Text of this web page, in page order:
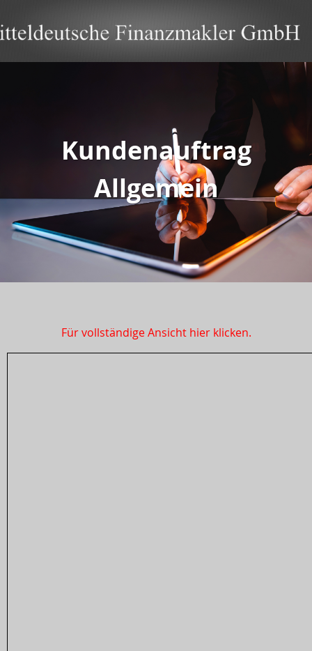
Kundenauftrag
Allgemein
Für vollständige Ansicht hier klicken.